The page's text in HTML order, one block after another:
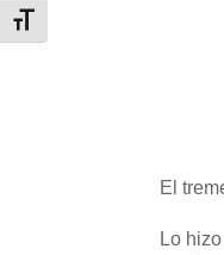
Alternar tamaño de letra
El
Lo